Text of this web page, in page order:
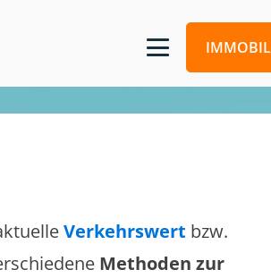
Verkehrswert bzw.
Methoden zur